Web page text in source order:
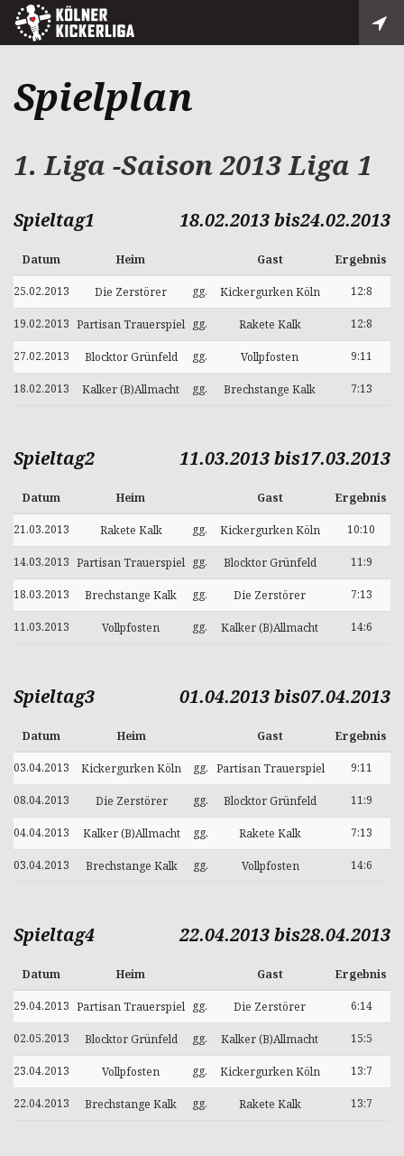
Spielplan
1. Liga -Saison 2013 Liga 1
Spieltag1 18.02.2013 bis24.02.2013
Datum Heim Gast Ergebnis
25.02.2013 Die Zerstörer gg. Kickergurken Köln 12:8
19.02.2013 Partisan Trauerspiel gg. Rakete Kalk 12:8
27.02.2013 Blocktor Grünfeld gg. Vollpfosten 9:11
18.02.2013 Kalker (B)Allmacht gg. Brechstange Kalk 7:13
Spieltag2 11.03.2013 bis17.03.2013
Datum Heim Gast Ergebnis
21.03.2013 Rakete Kalk gg. Kickergurken Köln 10:10
14.03.2013 Partisan Trauerspiel gg. Blocktor Grünfeld 11:9
18.03.2013 Brechstange Kalk gg. Die Zerstörer 7:13
11.03.2013 Vollpfosten gg. Kalker (B)Allmacht 14:6
Spieltag3 01.04.2013 bis07.04.2013
Datum Heim Gast Ergebnis
03.04.2013 Kickergurken Köln gg. Partisan Trauerspiel 9:11
08.04.2013 Die Zerstörer gg. Blocktor Grünfeld 11:9
04.04.2013 Kalker (B)Allmacht gg. Rakete Kalk 7:13
03.04.2013 Brechstange Kalk gg. Vollpfosten 14:6
Spieltag4 22.04.2013 bis28.04.2013
Datum Heim Gast Ergebnis
29.04.2013 Partisan Trauerspiel gg. Die Zerstörer 6:14
02.05.2013 Blocktor Grünfeld gg. Kalker (B)Allmacht 15:5
23.04.2013 Vollpfosten gg. Kickergurken Köln 13:7
22.04.2013 Brechstange Kalk gg. Rakete Kalk 13:7